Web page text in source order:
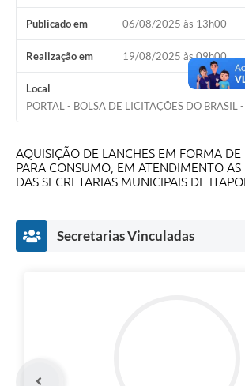
Banco do Povo Paulista
Serviços ao Cidadão
Nota Fiscal Eletrônica
Compras Web
STS - 3º Setor
Publicado em 06/08/2025 às 13h00
Realização em 19/08/2025 às 09h00
Local
PORTAL - BOLSA DE LICITAÇÕES DO BRASIL -
AQUISIÇÃO DE LANCHES EM FORMA
PARA CONSUMO, EM ATENDIMENTO AS
DAS SECRETARIAS MUNICIPAIS DE
Secretarias Vinculadas